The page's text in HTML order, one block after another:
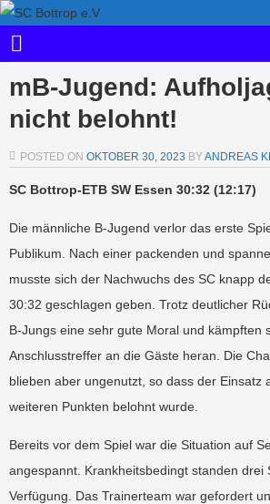
mB-Jugend:
nicht belohnt!
POSTED ON OKTOBER 30, 2023 BYANDREAS
SC Bottrop-ETB SW Essen 30:32 (12:17)
Die männliche B-Jugend verlor das erste
Publikum. Nach einer packenden und
musste sich der Nachwuchs des SC knapp
30:32 geschlagen geben. Trotz deutlicher
B-Jungs eine sehr gute Moral und kämpften
Anschlusstreffer an die Gäste heran. Die
blieben aber ungenutzt, so dass der Einsatz
weiteren Punkten belohnt wurde.
Bereits vor dem Spiel war die Situation auf
angespannt. Krankheitsbedingt standen drei
Verfügung. Das Trainerteam war gefordert